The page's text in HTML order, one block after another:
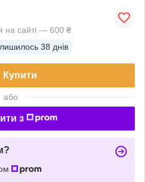
на сайті — 600 ₴
38 днів
Купити
або
з